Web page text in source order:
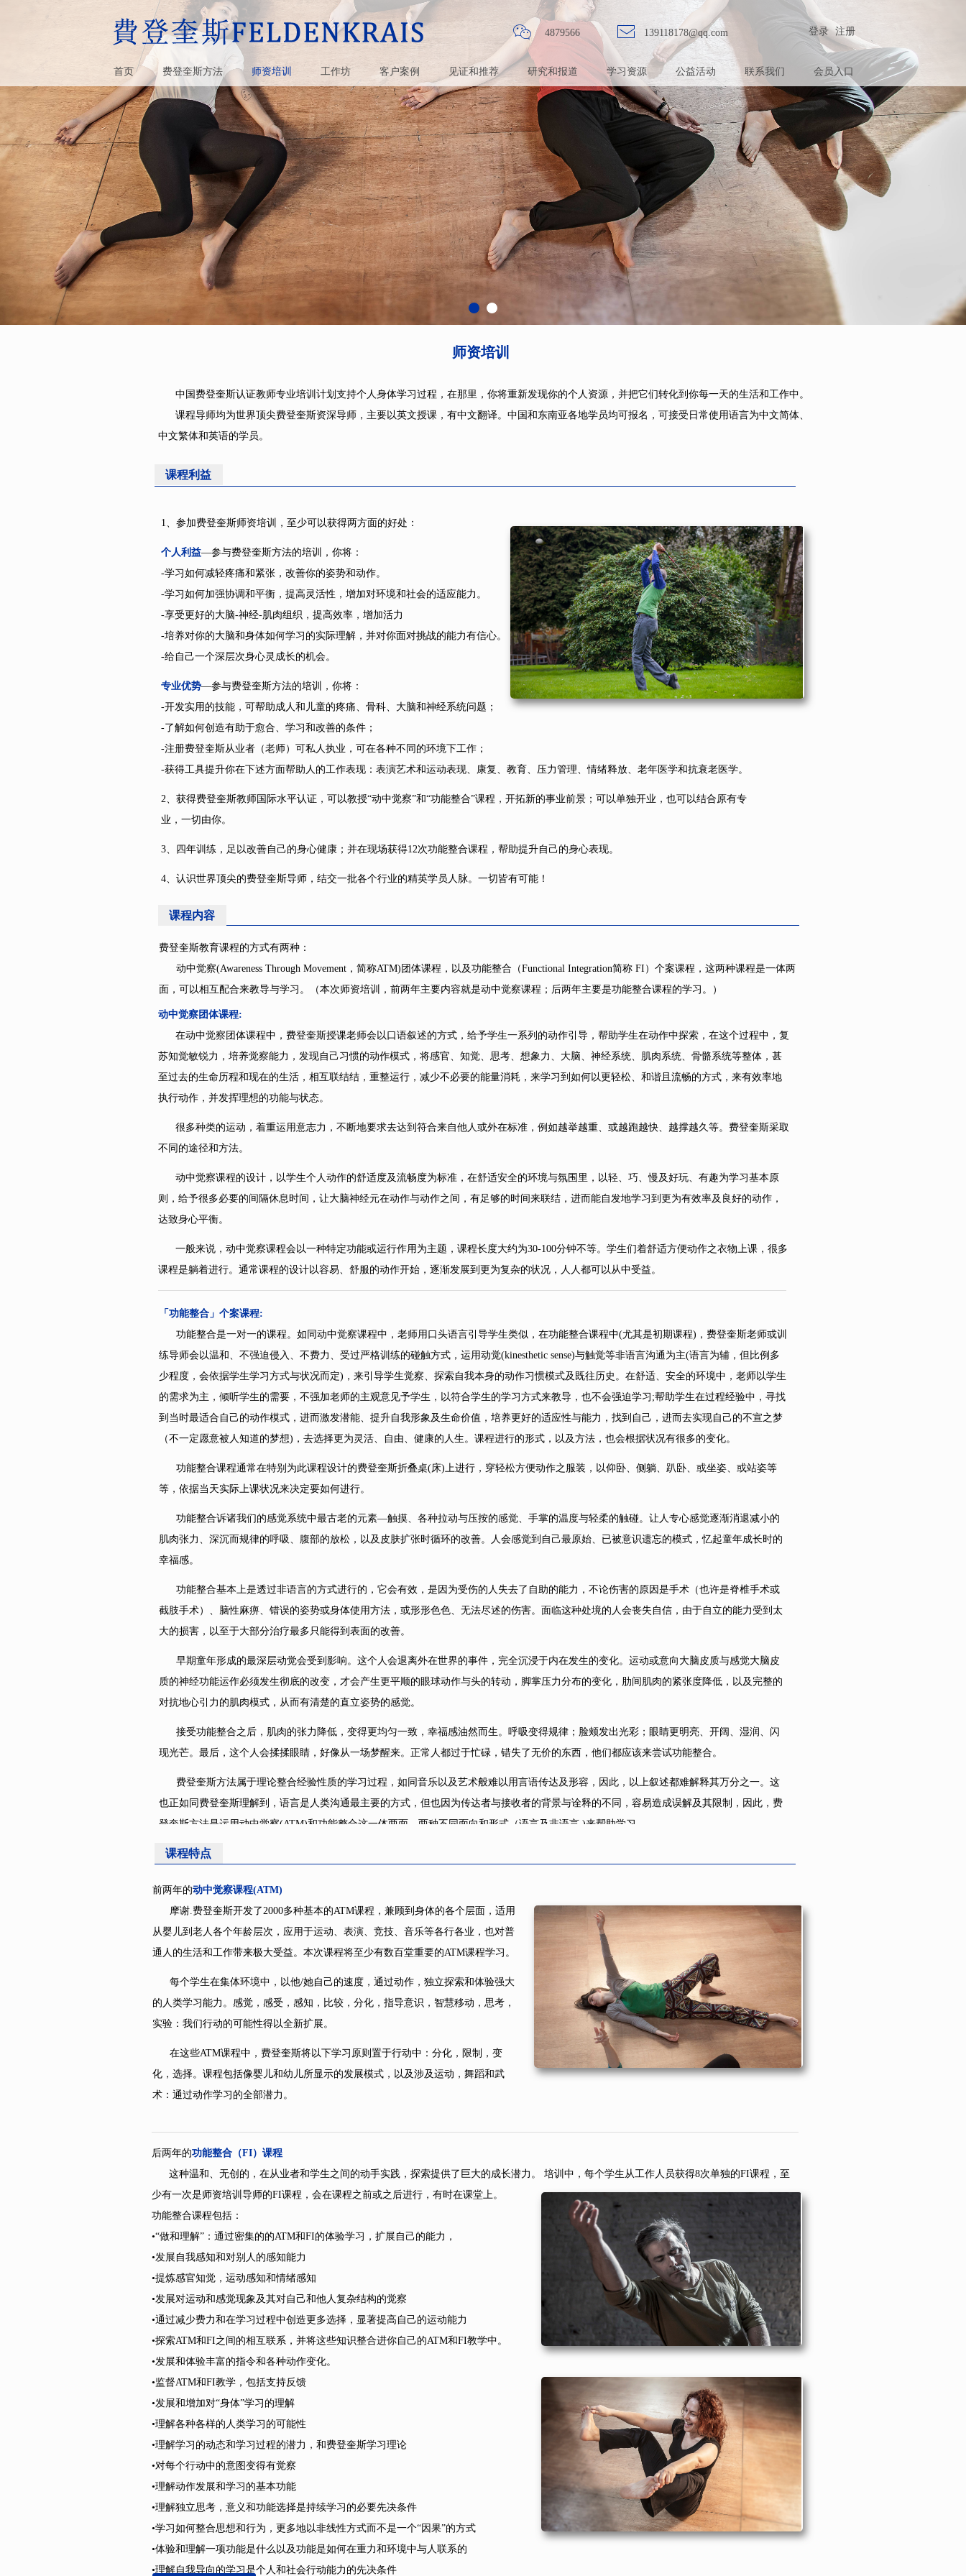
首页 费登奎斯方法 师资培训 工作坊 客户案例 见证和推荐 研究和报道 学习资源 公益活动 联系我们 会员入口
ꀤ ꂘ
4879566 139118178@qq.com 登录 注册
师资培训
中国费登奎斯认证教师专业培训计划支持个人身体学习过程，在那里，你将重新发现你的个人资源，并把它们转化到你每一天的生活和工作中。
课程导师均为世界顶尖费登奎斯资深导师，主要以英文授课，有中文翻译。中国和东南亚各地学员均可报名，可接受日常使用语言为中文简体、
中文繁体和英语的学员。
课程利益
1、参加费登奎斯师资培训，至少可以获得两方面的好处：
个人利益—参与费登奎斯方法的培训，你将：
-学习如何减轻疼痛和紧张，改善你的姿势和动作。
-学习如何加强协调和平衡，提高灵活性，增加对环境和社会的适应能力。
-享受更好的大脑-神经-肌肉组织，提高效率，增加活力
-培养对你的大脑和身体如何学习的实际理解，并对你面对挑战的能力有信心。
-给自己一个深层次身心灵成长的机会。
专业优势—参与费登奎斯方法的培训，你将：
-开发实用的技能，可帮助成人和儿童的疼痛、骨科、大脑和神经系统问题；
-了解如何创造有助于愈合、学习和改善的条件；
-注册费登奎斯从业者（老师）可私人执业，可在各种不同的环境下工作；
-获得工具提升你在下述方面帮助人的工作表现：表演艺术和运动表现、康复、教育、压力管理、情绪释放、老年医学和抗衰老医学。
2、获得费登奎斯教师国际水平认证，可以教授“动中觉察”和“功能整合”课程，开拓新的事业前景；可以单独开业，也可以结合原有专
业，一切由你。
3、四年训练，足以改善自己的身心健康；并在现场获得12次功能整合课程，帮助提升自己的身心表现。
4、认识世界顶尖的费登奎斯导师，结交一批各个行业的精英学员人脉。一切皆有可能！
课程内容
课程特点
后两年的功能整合（FI）课程
这种温和、无创的，在从业者和学生之间的动手实践，探索提供了巨大的成长潜力。
培训中，每个学生从工作人员获得8次单独的FI课程，至
少有一次是师资培训导师的FI课程，会在课程之前或之后进行，有时在课堂上。
功能整合课程包括：
•“做和理解”：通过密集的的ATM和FI的体验学习，扩展自己的能力，
•发展自我感知和对别人的感知能力
•提炼感官知觉，运动感知和情绪感知
•发展对运动和感觉现象及其对自己和他人复杂结构的觉察
•通过减少费力和在学习过程中创造更多选择，显著提高自己的运动能力
•探索ATM和FI之间的相互联系，并将这些知识整合进你自己的ATM和FI教学中。
•发展和体验丰富的指令和各种动作变化。
•监督ATM和FI教学，包括支持反馈
•发展和增加对“身体”学习的理解
•理解各种各样的人类学习的可能性
•理解学习的动态和学习过程的潜力，和费登奎斯学习理论
•对每个行动中的意图变得有觉察
•理解动作发展和学习的基本功能
•理解独立思考，意义和功能选择是持续学习的必要先决条件
•学习如何整合思想和行为，更多地以非线性方式而不是一个“因果”的方式
•体验和理解一项功能是什么以及功能是如何在重力和环境中与人联系的
•理解自我导向的学习是个人和社会行动能力的先决条件
前两年的动中觉察课程(ATM)
摩谢.费登奎斯开发了2000多种基本的ATM课程，兼顾到身体的各个层面，适用
从婴儿到老人各个年龄层次，应用于运动、表演、竞技、音乐等各行各业，也对普
通人的生活和工作带来极大受益。本次课程将至少有数百堂重要的ATM课程学习。
每个学生在集体环境中，以他/她自己的速度，通过动作，独立探索和体验强大
的人类学习能力。感觉，感受，感知，比较，分化，指导意识，智慧移动，思考，
实验：我们行动的可能性得以全新扩展。
在这些ATM课程中，费登奎斯将以下学习原则置于行动中：分化，限制，变
化，选择。课程包括像婴儿和幼儿所显示的发展模式，以及涉及运动，舞蹈和武
术：通过动作学习的全部潜力。
费登奎斯教育课程的方式有两种：
动中觉察(Awareness Through Movement，简称ATM)团体课程，以及功能整合（Functional Integration简称 FI）个案课程，这两种课程是一体两
面，可以相互配合来教导与学习。（本次师资培训，前两年主要内容就是动中觉察课程；后两年主要是功能整合课程的学习。）
动中觉察团体课程:
在动中觉察团体课程中，费登奎斯授课老师会以口语叙述的方式，给予学生一系列的动作引导，帮助学生在动作中探索，在这个过程中，复
苏知觉敏锐力，培养觉察能力，发现自己习惯的动作模式，将感官、知觉、思考、想象力、大脑、神经系统、肌肉系统、骨骼系统等整体，甚
至过去的生命历程和现在的生活，相互联结结，重整运行，减少不必要的能量消耗，来学习到如何以更轻松、和谐且流畅的方式，来有效率地
执行动作，并发挥理想的功能与状态。
很多种类的运动，着重运用意志力，不断地要求去达到符合来自他人或外在标准，例如越举越重、或越跑越快、越撑越久等。费登奎斯采取
不同的途径和方法。
动中觉察课程的设计，以学生个人动作的舒适度及流畅度为标准，在舒适安全的环境与氛围里，以轻、巧、慢及好玩、有趣为学习基本原
则，给予很多必要的间隔休息时间，让大脑神经元在动作与动作之间，有足够的时间来联结，进而能自发地学习到更为有效率及良好的动作，
达致身心平衡。
一般来说，动中觉察课程会以一种特定功能或运行作用为主题，课程长度大约为30-100分钟不等。学生们着舒适方便动作之衣物上课，很多
课程是躺着进行。通常课程的设计以容易、舒服的动作开始，逐渐发展到更为复杂的状况，人人都可以从中受益。
「功能整合」个案课程:
功能整合是一对一的课程。如同动中觉察课程中，老师用口头语言引导学生类似，在功能整合课程中(尤其是初期课程)，费登奎斯老师或训
练导师会以温和、不强迫侵入、不费力、受过严格训练的碰触方式，运用动觉(kinesthetic sense)与触觉等非语言沟通为主(语言为辅，但比例多
少程度，会依据学生学习方式与状况而定)，来引导学生觉察、探索自我本身的动作习惯模式及既往历史。在舒适、安全的环境中，老师以学生
的需求为主，倾听学生的需要，不强加老师的主观意见予学生，以符合学生的学习方式来教导，也不会强迫学习;帮助学生在过程经验中，寻找
到当时最适合自己的动作模式，进而激发潜能、提升自我形象及生命价值，培养更好的适应性与能力，找到自己，进而去实现自己的不宣之梦
（不一定愿意被人知道的梦想)，去选择更为灵活、自由、健康的人生。课程进行的形式，以及方法，也会根据状况有很多的变化。
功能整合课程通常在特别为此课程设计的费登奎斯折叠桌(床)上进行，穿轻松方便动作之服装，以仰卧、侧躺、趴卧、或坐姿、或站姿等
等，依据当天实际上课状况来决定要如何进行。
功能整合诉诸我们的感觉系统中最古老的元素—触摸、各种拉动与压按的感觉、手掌的温度与轻柔的触碰。让人专心感觉逐渐消退减小的
肌肉张力、深沉而规律的呼吸、腹部的放松，以及皮肤扩张时循环的改善。人会感觉到自己最原始、已被意识遗忘的模式，忆起童年成长时的
幸福感。
功能整合基本上是透过非语言的方式进行的，它会有效，是因为受伤的人失去了自助的能力，不论伤害的原因是手术（也许是脊椎手术或
截肢手术）、脑性麻痹、错误的姿势或身体使用方法，或形形色色、无法尽述的伤害。面临这种处境的人会丧失自信，由于自立的能力受到太
大的损害，以至于大部分治疗最多只能得到表面的改善。
早期童年形成的最深层动觉会受到影响。这个人会退离外在世界的事件，完全沉浸于内在发生的变化。运动或意向大脑皮质与感觉大脑皮
质的神经功能运作必须发生彻底的改变，才会产生更平顺的眼球动作与头的转动，脚掌压力分布的变化，肋间肌肉的紧张度降低，以及完整的
对抗地心引力的肌肉模式，从而有清楚的直立姿势的感觉。
接受功能整合之后，肌肉的张力降低，变得更均匀一致，幸福感油然而生。呼吸变得规律；脸颊发出光彩；眼睛更明亮、开阔、湿润、闪
现光芒。最后，这个人会揉揉眼睛，好像从一场梦醒来。正常人都过于忙碌，错失了无价的东西，他们都应该来尝试功能整合。
费登奎斯方法属于理论整合经验性质的学习过程，如同音乐以及艺术般难以用言语传达及形容，因此，以上叙述都难解释其万分之一。这
也正如同费登奎斯理解到，语言是人类沟通最主要的方式，但也因为传达者与接收者的背景与诠释的不同，容易造成误解及其限制，因此，费
登奎斯方法是运用动中觉察(ATM)和功能整合这一体两面，两种不同面向和形式（语言及非语言 )来帮助学习。